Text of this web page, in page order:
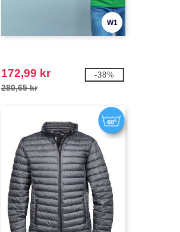
W1
172,99 kr
280,65 kr
-38%